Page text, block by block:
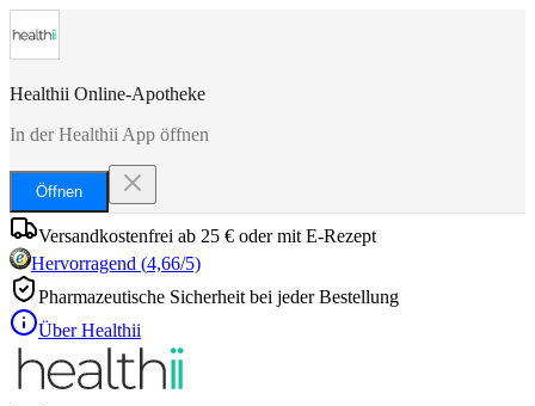
Healthii Online-Apotheke
In der Healthii App öffnen
Öffnen
Versandkostenfrei ab 25 € oder mit E-Rezept
Hervorragend (4,66/5)
Pharmazeutische Sicherheit bei jeder Bestellung
Über Healthii